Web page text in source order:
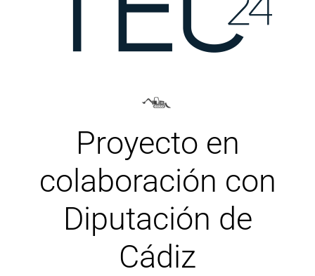
Proyecto en
colaboración con
Diputación de
Cádiz